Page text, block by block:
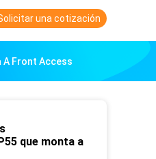
una cotización
A Front Access
que monta a